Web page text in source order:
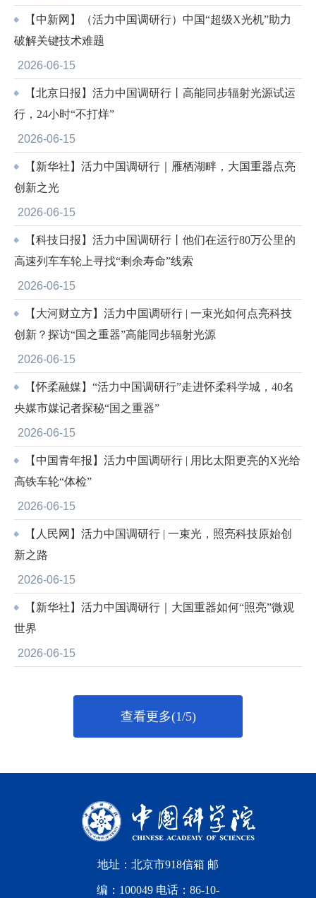
【中新网】（活力中国调研行）中国“超级X光机”助力
破解关键技术难题
2026-06-15
【北京日报】活力中国调研行丨高能同步辐射光源试运
行，24小时“不打烊”
2026-06-15
【新华社】活力中国调研行｜雁栖湖畔，大国重器点亮
创新之光
2026-06-15
【科技日报】活力中国调研行丨他们在运行80万公里的
高速列车车轮上寻找“剩余寿命”线索
2026-06-15
【大河财立方】活力中国调研行 | 一束光如何点亮科技
创新？探访“国之重器”高能同步辐射光源
2026-06-15
【怀柔融媒】“活力中国调研行”走进怀柔科学城，40名
央媒市媒记者探秘“国之重器”
2026-06-15
【中国青年报】活力中国调研行 | 用比太阳更亮的X光给
高铁车轮“体检”
2026-06-15
【人民网】活力中国调研行 | 一束光，照亮科技原始创
新之路
2026-06-15
【新华社】活力中国调研行｜大国重器如何“照亮”微观
世界
2026-06-15
查看更多(1/5)
地址：北京市918信箱 邮
编：100049 电话：86-10-